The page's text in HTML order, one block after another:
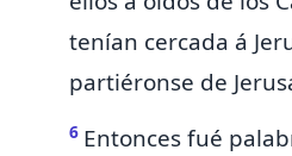
tenían cercada á
partiéronse de
6 Entonces fué